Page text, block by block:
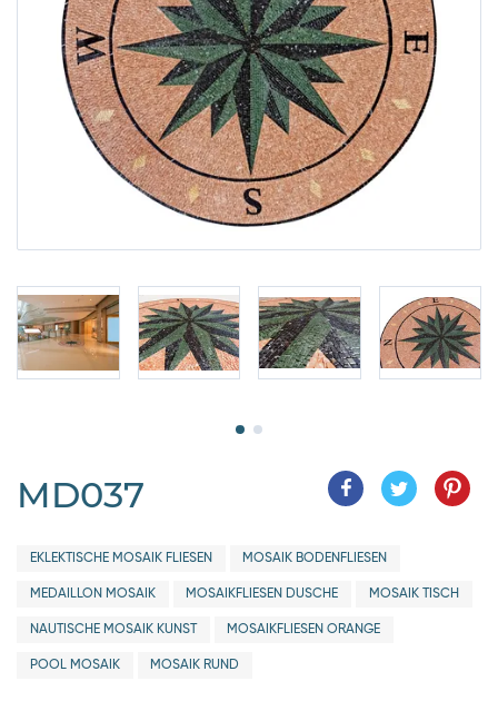
MD037
EKLEKTISCHE MOSAIK FLIESEN MOSAIK BODENFLIESEN
MEDAILLON MOSAIK MOSAIKFLIESEN DUSCHE MOSAIK TISCH
NAUTISCHE MOSAIK KUNST MOSAIKFLIESEN ORANGE
POOL MOSAIK MOSAIK RUND